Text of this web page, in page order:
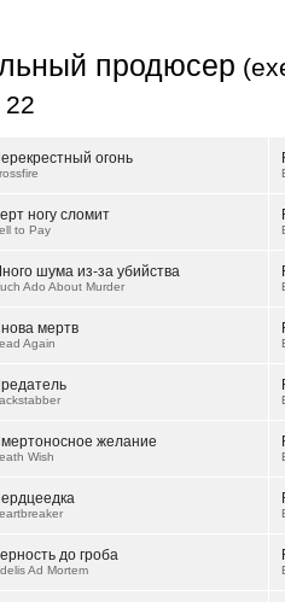
продюсер
22
огонь
ногу сломит
to Pay
шума из-за убийства
Ado About Murder
мертв
Again
желание
Wish
до гроба
Ad Mortem